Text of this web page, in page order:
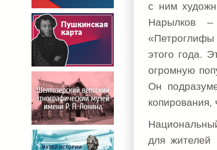
с ним
Нарылков –
этого года.
огромную
Он
копирования,
для жителей